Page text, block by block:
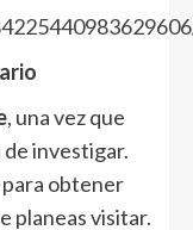
, una vez que
investigar.
para obtener
planeas visitar.